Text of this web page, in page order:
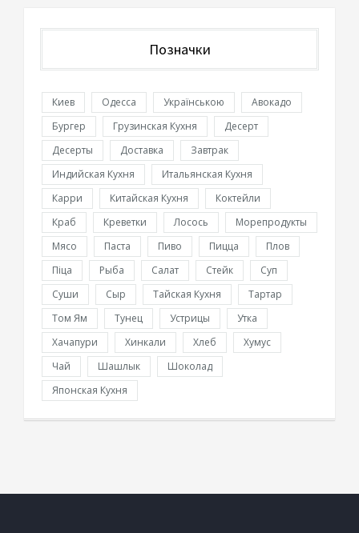
Позначки
Киев Одесса Українською
Авокадо
Бургер
Грузинская Кухня
Десерт
Десерты
Доставка
Завтрак
Индийская Кухня
Итальянская Кухня
Карри
Китайская Кухня
Коктейли
Краб
Креветки Лосось
Морепродукты
Мясо
Паста Пиво Пицца
Плов
Піца
Рыба Салат Стейк
Суп
Суши
Сыр Тайская Кухня
Тартар
Том Ям
Тунец Устрицы
Утка
Хачапури
Хинкали Хлеб
Хумус
Чай
Шашлык
Шоколад
Японская Кухня